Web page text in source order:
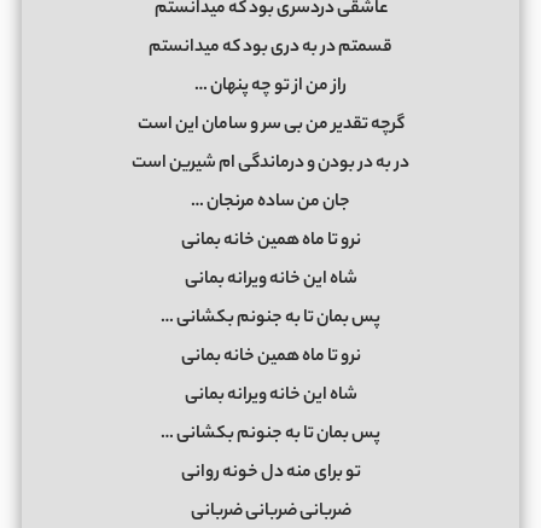
عاشقی دردسری بود که میدانستم
قسمتم در به دری بود که میدانستم
راز من از تو چه پنهان …
گرچه تقدیر من بی سر و سامان این است
در به در بودن و درماندگی ام شیرین است
جان من ساده مرنجان …
نرو تا ماه همین خانه بمانی
شاه این خانه ویرانه بمانی
پس بمان تا به جنونم بکشانی …
نرو تا ماه همین خانه بمانی
شاه این خانه ویرانه بمانی
پس بمان تا به جنونم بکشانی …
تو برای منه دل خونه روانی
ضربانی ضربانی ضربانی